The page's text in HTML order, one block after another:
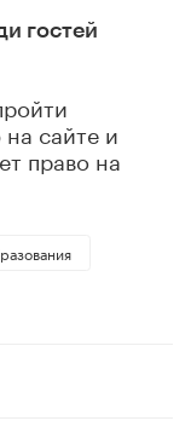
гостей
сайте и
право на